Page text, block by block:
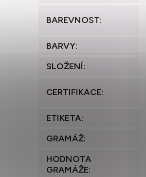
BAREVNOST:
BARVY:
SLOŽENÍ:
CERTIFIKACE:
ETIKETA:
GRAMÁŽ:
HODNOTA
GRAMÁŽE: